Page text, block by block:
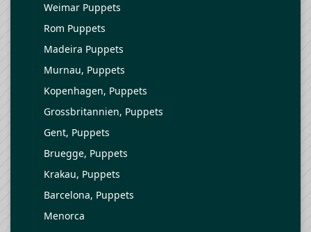
Weimar Puppets
Rom Puppets
Madeira Puppets
Murnau, Puppets
Kopenhagen, Puppets
Grossbritannien, Puppets
Gent, Puppets
Bruegge, Puppets
Krakau, Puppets
Barcelona, Puppets
Menorca